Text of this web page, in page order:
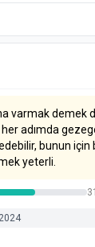
varmak demek
adımda
bunun için
yeterli.
2024